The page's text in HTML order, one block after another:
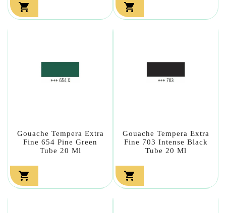
 
Gouache Tempera Extra
Fine 654 Pine Green
Tube 20 Ml

Gouache Tempera Extra
Fine 703 Intense Black
Tube 20 Ml
